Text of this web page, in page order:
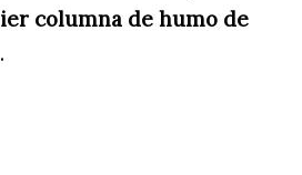
columna de humo de